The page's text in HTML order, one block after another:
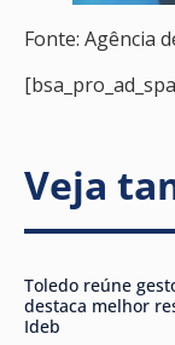
Fonte: Agência
Veja
Toledo reúne
destaca melhor
Ideb